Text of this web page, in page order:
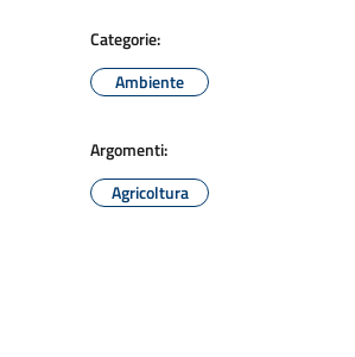
Categorie:
Ambiente
Argomenti:
Agricoltura